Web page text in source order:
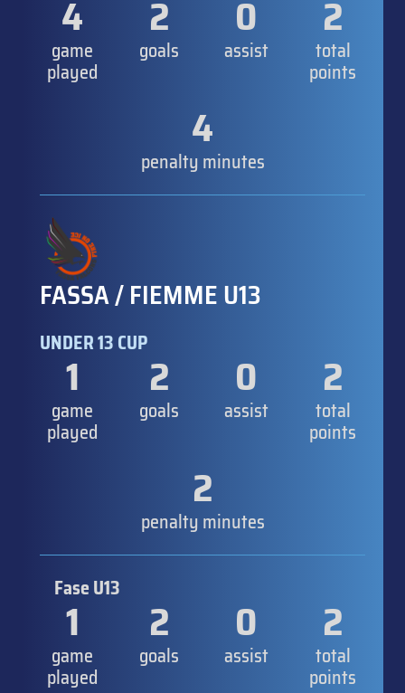
4
game
played
2
goals
0
assist
2
total
points
4
penalty minutes
FASSA / FIEMME U13
UNDER 13 CUP
1
game
played
2
goals
0
assist
2
total
points
2
penalty minutes
Fase U13
1
game
played
2
goals
0
assist
2
total
points